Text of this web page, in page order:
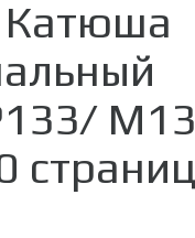
Катюша